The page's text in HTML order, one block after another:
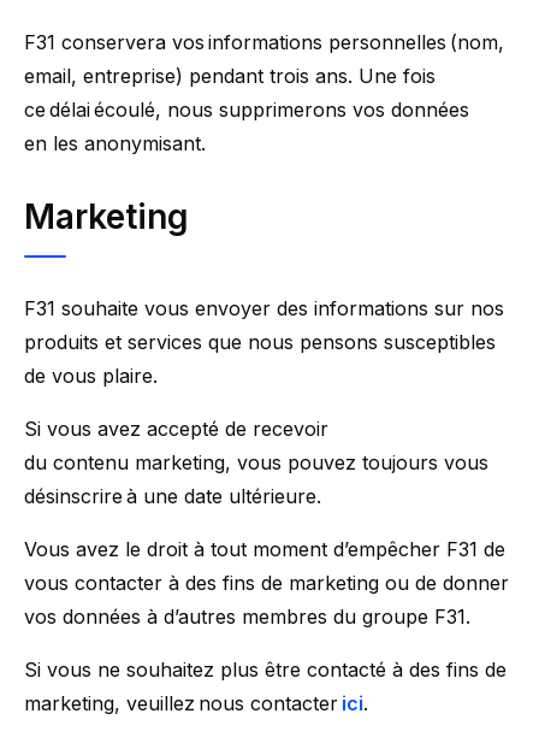
F31 conservera vos informations personnelles (nom,
email, entreprise) pendant trois ans. Une fois
ce délai écoulé, nous supprimerons vos données
en les anonymisant.
Marketing
F31 souhaite vous envoyer des informations sur nos
produits et services que nous pensons susceptibles
de vous plaire.
Si vous avez accepté de recevoir
du contenu marketing, vous pouvez toujours vous
désinscrire à une date ultérieure.
Vous avez le droit à tout moment d’empêcher F31 de
vous contacter à des fins de marketing ou de donner
vos données à d’autres membres du groupe F31.
Si vous ne souhaitez plus être contacté à des fins de
marketing, veuillez nous contacter ici.